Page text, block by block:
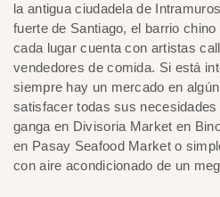
la antigua ciudadela de
fuerte de Santiago, el barrio
cada lugar cuenta con artistas
vendedores de comida. Si está
siempre hay un mercado en
satisfacer todas sus
ganga en Divisoria Market en
en Pasay Seafood Market o
con aire acondicionado de un